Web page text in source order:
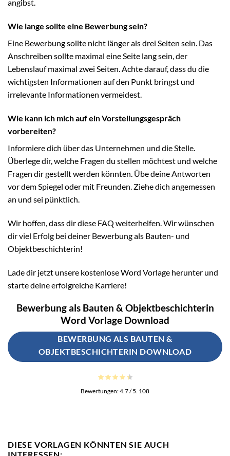
angibst.
Wie lange sollte eine Bewerbung sein?
Eine Bewerbung sollte nicht länger als drei Seiten sein. Das
Anschreiben sollte maximal eine Seite lang sein, der
Lebenslauf maximal zwei Seiten. Achte darauf, dass du die
wichtigsten Informationen auf den Punkt bringst und
irrelevante Informationen vermeidest.
Wie kann ich mich auf ein Vorstellungsgespräch
vorbereiten?
Informiere dich über das Unternehmen und die Stelle.
Überlege dir, welche Fragen du stellen möchtest und welche
Fragen dir gestellt werden könnten. Übe deine Antworten
vor dem Spiegel oder mit Freunden. Ziehe dich angemessen
an und sei pünktlich.
Wir hoffen, dass dir diese FAQ weiterhelfen. Wir wünschen
dir viel Erfolg bei deiner Bewerbung als Bauten- und
Objektbeschichterin!
Lade dir jetzt unsere kostenlose Word Vorlage herunter und
starte deine erfolgreiche Karriere!
Bewerbung als Bauten & Objektbeschichterin
Word Vorlage Download
BEWERBUNG ALS BAUTEN &
OBJEKTBESCHICHTERIN DOWNLOAD
Bewertungen:4.7/ 5. 108
DIESE VORLAGEN KÖNNTEN SIE AUCH